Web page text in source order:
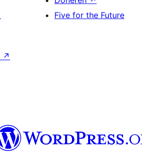
Five for the Future
↗